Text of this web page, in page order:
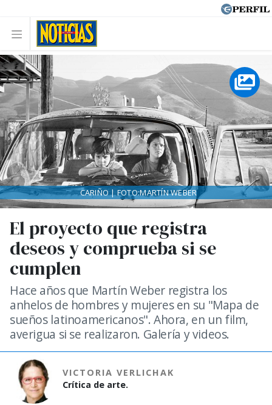
El proyecto que registra
deseos y comprueba si se
cumplen
Hace años que Martín Weber registra los
anhelos de hombres y mujeres en su "Mapa de
sueños latinoamericanos". Ahora, en un film,
averigua si se realizaron. Galería y videos.
VICTORIA VERLICHAK
Crítica de arte.
CARIÑO | FOTO:MARTÍN WEBER